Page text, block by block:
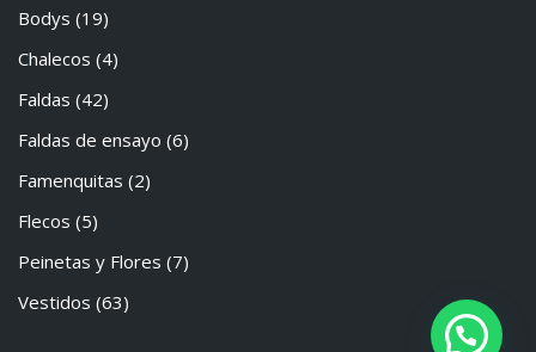
Bodys (19)
Chalecos (4)
Faldas (42)
Faldas de ensayo (6)
Famenquitas (2)
Flecos (5)
Peinetas y Flores (7)
Vestidos (63)